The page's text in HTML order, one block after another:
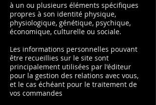
à un ou plusieurs éléments spécifiques
propres à son identité physique,
physiologique, génétique, psychique,
économique, culturelle ou sociale.
Les informations personnelles pouvant
être recueillies sur le site sont
principalement utilisées par l'éditeur
pour la gestion des relations avec vous,
et le cas échéant pour le traitement de
vos commandes